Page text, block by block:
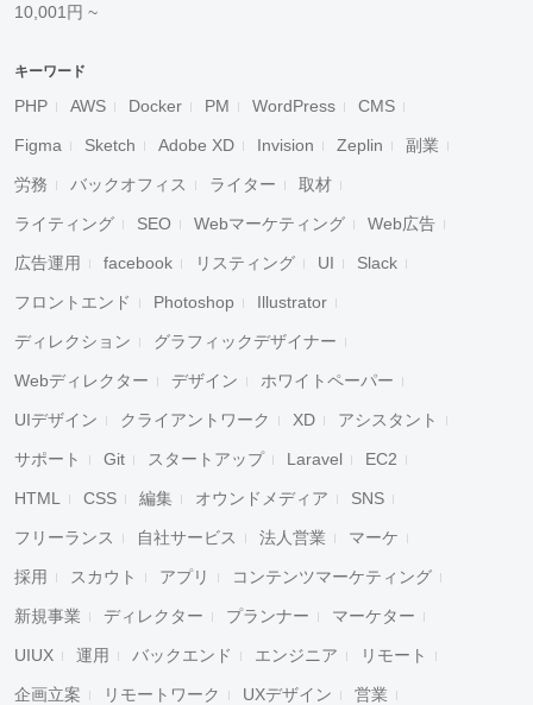
10,001円 ~
キーワード
PHP AWS Docker PM WordPress CMS
Figma Sketch Adobe XD Invision Zeplin 副業
労務 バックオフィス ライター 取材
ライティング SEO Webマーケティング Web広告
広告運用 facebook リスティング UI Slack
フロントエンド Photoshop Illustrator
ディレクション グラフィックデザイナー
Webディレクター デザイン ホワイトペーパー
UIデザイン クライアントワーク XD アシスタント
サポート Git スタートアップ Laravel EC2
HTML CSS 編集 オウンドメディア SNS
フリーランス 自社サービス 法人営業 マーケ
採用 スカウト アプリ コンテンツマーケティング
新規事業 ディレクター プランナー マーケター
UIUX 運用 バックエンド エンジニア リモート
企画立案 リモートワーク UXデザイン 営業